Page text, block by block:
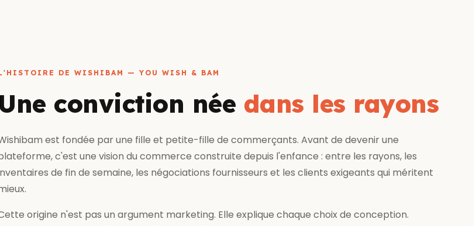
DE WISHIBAM — YOU WISH & BAM
Une conviction née dans les rayons
est fondée par une fille et petite-fille de commerçants. Avant de devenir une
c'est une vision du commerce construite depuis l'enfance : entre les rayons, les
de fin de semaine, les négociations fournisseurs et les clients exigeants qui méritent
origine n'est pas un argument marketing. Elle explique chaque choix de conception.